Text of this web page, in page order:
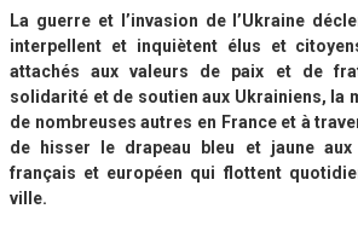
La guerre et l’invasion de l’Ukraine
interpellent et inquiètent élus et
attachés aux valeurs de paix et de
solidarité et de soutien aux Ukrainiens, la
de nombreuses autres en France et à
de hisser le drapeau bleu et jaune
français et européen qui flottent
ville.